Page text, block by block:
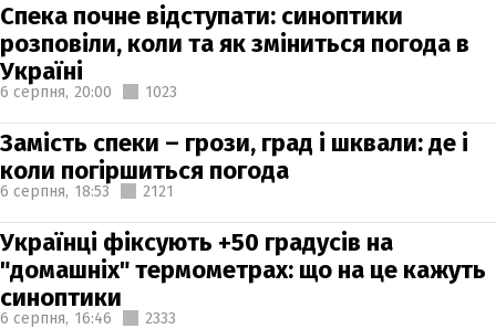
Спека почне відступати: синоптики
розповіли, коли та як зміниться погода в
Україні
6 серпня, 20:00 1023
Замість спеки – грози, град і шквали: де і
коли погіршиться погода
6 серпня, 18:53 2121
Українці фіксують +50 градусів на
"домашніх" термометрах: що на це кажуть
синоптики
6 серпня, 16:46 2333